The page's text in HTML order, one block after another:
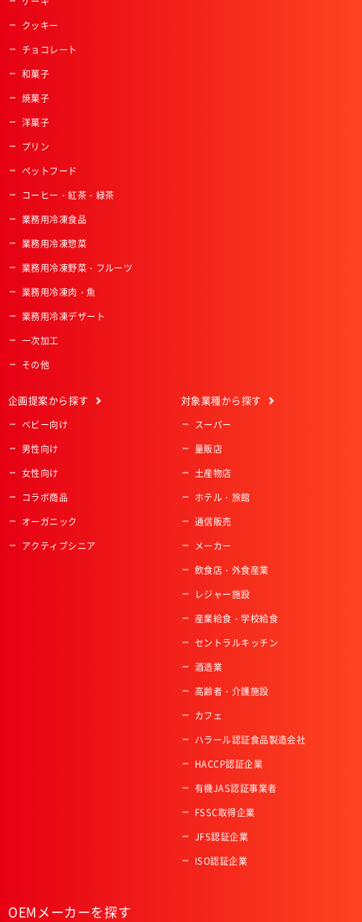
クッキー
チョコレート
和菓子
焼菓子
洋菓子
プリン
ペットフード
コーヒー・紅茶・緑茶
業務用冷凍食品
業務用冷凍惣菜
業務用冷凍野菜・フルーツ
業務用冷凍肉・魚
業務用冷凍デザート
一次加工
その他
企画提案から探す
ベビー向け
男性向け
女性向け
コラボ商品
オーガニック
アクティブシニア
対象業種から探す
スーパー
量販店
土産物店
ホテル・旅館
通信販売
メーカー
飲食店・外食産業
レジャー施設
産業給食・学校給食
セントラルキッチン
酒造業
高齢者・介護施設
カフェ
ハラール認証食品製造会社
HACCP認証企業
有機JAS認証事業者
FSSC取得企業
JFS認証企業
ISO認証企業
OEMメーカーを探す